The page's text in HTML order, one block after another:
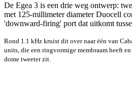
De Egea 3 is een drie weg ontwerp:
met 125-millimeter diameter Duocell
'downward-firing' port dat uitkomt
Rond 1.1 kHz kruist dit over naar één van
units, die een ringvormige membraam heeft
dome tweeter zit.